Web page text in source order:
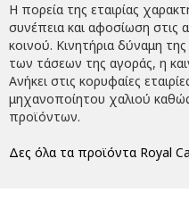
Η πορεία της εταιρίας
συνέπεια και αφοσίωση στις
κοινού. Κινητήρια δύναμη
των τάσεων της αγοράς, η
Ανήκει στις κορυφαίες
μηχανοποίητου χαλιού
προϊόντων.
Δες όλα τα προϊόντα Royal